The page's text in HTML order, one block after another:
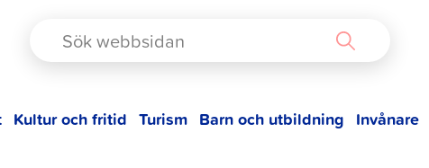
Kultur och fritid Turism Barn och utbildning Invånare